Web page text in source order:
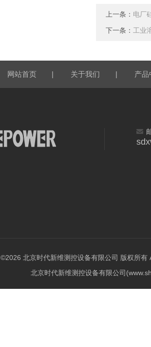
上一条： 电厂
下一条： 工业
网站首页 | 关于我们 | 产品
©2026 北京时代新维测控设备有限公司 版权所有
北京时代新维测控设备有限公司